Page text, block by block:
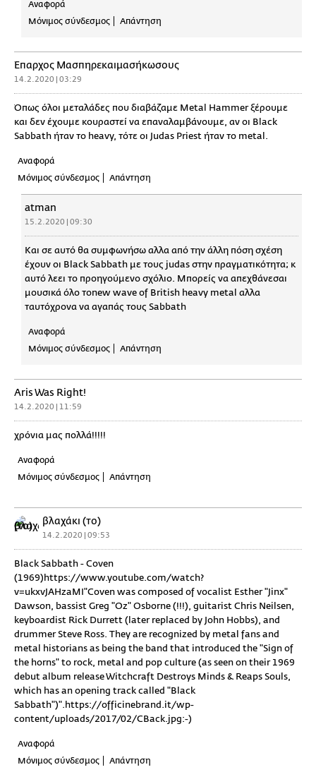
Αναφορά
Μόνιμος σύνδεσμος
Απάντηση
Έπαρχος Μασπηρεκαιμασήκωσους
14.2.2020 | 03:29
Όπως όλοι μεταλάδες που διαβάζαμε Metal Hammer ξέρουμε
και δεν έχουμε κουραστεί να επαναλαμβάνουμε, αν οι Black
Sabbath ήταν το heavy, τότε οι Judas Priest ήταν το metal.
Αναφορά
Μόνιμος σύνδεσμος
Απάντηση
atman
15.2.2020 | 09:30
Και σε αυτό θα συμφωνήσω αλλα από την άλλη πόση σχέση
έχουν οι Black Sabbath με τους judas στην πραγματικότητα; κ
αυτό λεει το προηγούμενο σχόλιο. Μπορείς να απεχθάνεσαι
μουσικά όλο τοnew wave of British heavy metal αλλα
ταυτόχρονα να αγαπάς τους Sabbath
Αναφορά
Μόνιμος σύνδεσμος
Απάντηση
Aris Was Right!
14.2.2020 | 11:59
χρόνια μας πολλά!!!!!
Αναφορά
Μόνιμος σύνδεσμος
Απάντηση
βλαχάκι (το)
14.2.2020 | 09:53
Black Sabbath - Coven
(1969)https://www.youtube.com/watch?
v=ukxvJAHzaMI"Coven was composed of vocalist Esther "Jinx"
Dawson, bassist Greg "Oz" Osborne (!!!), guitarist Chris Neilsen,
keyboardist Rick Durrett (later replaced by John Hobbs), and
drummer Steve Ross. They are recognized by metal fans and
metal historians as being the band that introduced the "Sign of
the horns" to rock, metal and pop culture (as seen on their 1969
debut album release Witchcraft Destroys Minds & Reaps Souls,
which has an opening track called "Black
Sabbath")".https://officinebrand.it/wp-
content/uploads/2017/02/CBack.jpg:-)
Αναφορά
Μόνιμος σύνδεσμος
Απάντηση